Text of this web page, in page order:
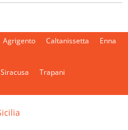
Agrigento Caltanissetta Enna
Siracusa Trapani